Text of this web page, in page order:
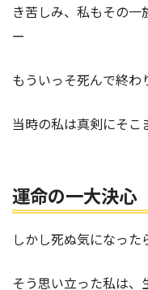
き苦しみ、私もその
ー
もういっそ死んで終わ
当時の私は真剣にそこ
運命の一大決心
しかし死ぬ気になっ
そう思い立った私は